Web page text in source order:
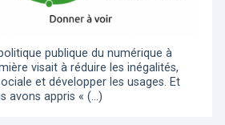
publique du numérique à
visait à réduire les inégalités,
et développer les usages. Et
avons appris « (…)